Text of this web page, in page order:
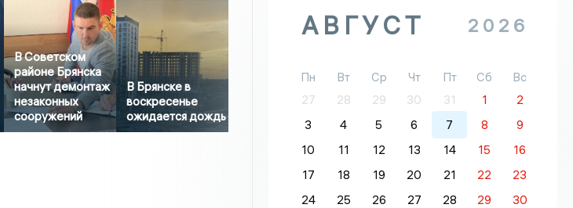
В Советском
районе Брянска
начнут демонтаж
незаконных
сооружений
В Брянске в
воскресенье
ожидается дождь
АВГУСТ 2026
Пн Вт Ср Чт Пт Сб
Вс
27
28 29 30 31 1
2
3
4 5 6 7 8
9
10
11 12 13 14 15
16
17
18 19 20 21 22
23
24
25 26 27 28 29
30